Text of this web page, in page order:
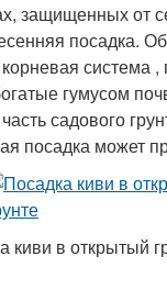
защищенных от
посадка.
гумусом
садового
посадка может
в открытый